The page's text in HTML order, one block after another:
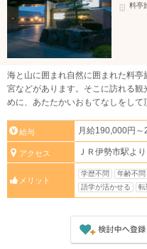
料亭
海と山に囲まれ自然に囲まれた料
宮などがあります。そこに訪れる
めに、あたたかいおもてなしをし
給与 月給190,000円～
アクセス ＪＲ伊勢市駅よ
メリット
学歴不問 年齢不問
語学が活かせる
転